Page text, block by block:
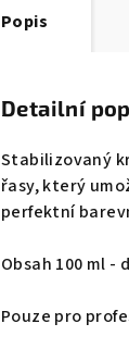
Popis
Detailní
Stabilizovaný
řasy, který
perfektní
Obsah 100 ml
Pouze pro